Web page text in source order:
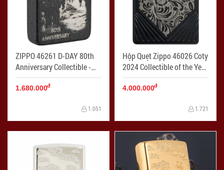
ZIPPO 46261 D-DAY 80th
Anniversary Collectible -
Mã SP: ZPC4238
1.680.000đ
1.051
Hộp Quẹt Zippo 46026 Coty
2024 Collectible of the Year
- Mã SP: ZPC4223
4.000.000đ
1.721